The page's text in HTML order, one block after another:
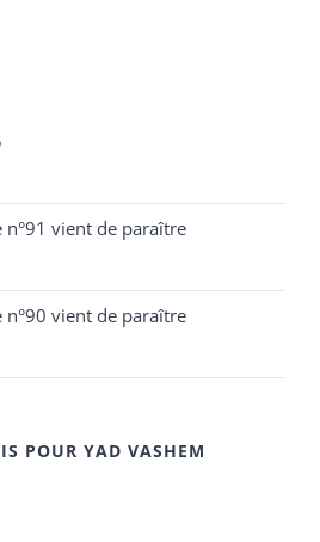
n°91 vient de paraître
n°90 vient de paraître
POUR YAD VASHEM